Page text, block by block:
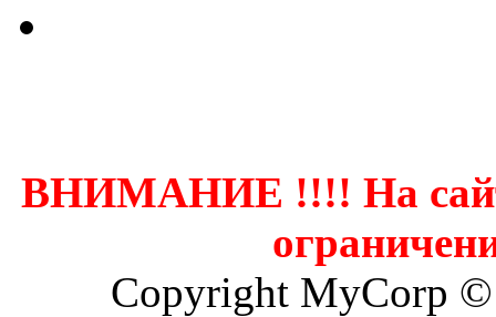
ВНИМАНИЕ !!!! На
Copyright MyCorp